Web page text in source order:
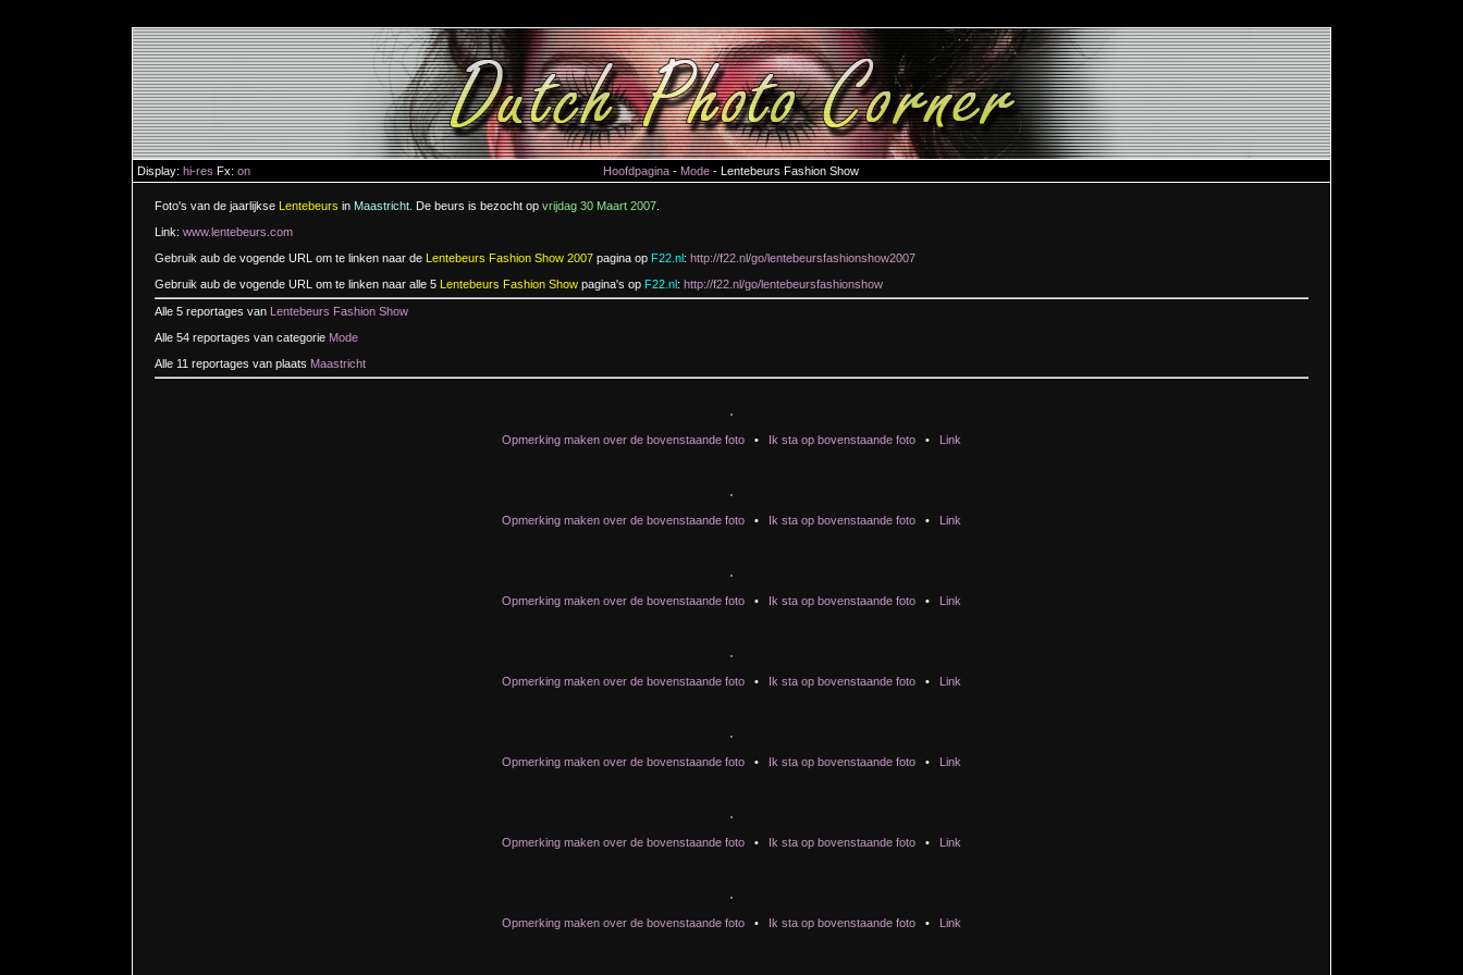
Display: hi-res Fx: on Hoofdpagina- Mode- Lentebeurs Fashion Show
Foto's van de jaarlijkse Lentebeurs in Maastricht . De beurs is bezocht op vrijdag 30 Maart 2007
Link: www.lentebeurs.com
Gebruik aub de vogende URL om te linken naar de Lentebeurs Fashion Show 2007 pagina op F22.nl: http://f22.nl/go/lentebeursfashionshow2007
Gebruik aub de vogende URL om te linken naar alle 5 Lentebeurs Fashion Show pagina's op F22.nl: http://f22.nl/go/lentebeursfashionshow
Alle 5 reportages van Lentebeurs Fashion Show
Alle 54 reportages van categorie Mode
Alle 11 reportages van plaats Maastricht
Opmerking maken over de bovenstaande foto • Ik sta op bovenstaande foto • Link
Opmerking maken over de bovenstaande foto • Ik sta op bovenstaande foto • Link
Opmerking maken over de bovenstaande foto • Ik sta op bovenstaande foto • Link
Opmerking maken over de bovenstaande foto • Ik sta op bovenstaande foto • Link
Opmerking maken over de bovenstaande foto • Ik sta op bovenstaande foto • Link
Opmerking maken over de bovenstaande foto • Ik sta op bovenstaande foto • Link
Opmerking maken over de bovenstaande foto • Ik sta op bovenstaande foto • Link